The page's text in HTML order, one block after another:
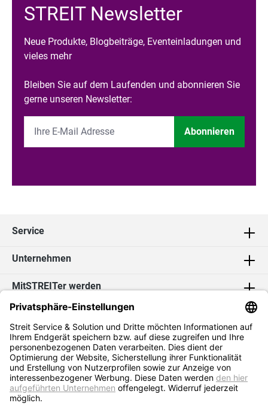
STREIT Newsletter
Neue Produkte, Blogbeiträge, Eventeinladungen und
vieles mehr
Bleiben Sie auf dem Laufenden und abonnieren Sie
gerne unseren Newsletter:
Abonnieren
Service
Unternehmen
MitSTREITer werden
Kontakt
Social Media